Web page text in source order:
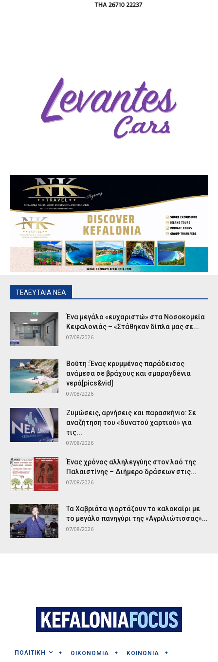
ΤΕΛΕΥΤΑΙΑ ΝΕΑ
Ένα μεγάλο «ευχαριστώ» στα Νοσοκομεία
Κεφαλονιάς – «Στάθηκαν δίπλα μας σε...
07/08/2026
Βούτη :Ένας κρυμμένος παράδεισος
ανάμεσα σε βράχους και σμαραγδένια
νερά[pics&vid]
07/08/2026
Ζυμώσεις, αρνήσεις και παρασκήνιο: Σε
αναζήτηση του «δυνατού χαρτιού» για
τις...
07/08/2026
Ένας χρόνος αλληλεγγύης στον λαό της
Παλαιστίνης – Διήμερο δράσεων στις...
07/08/2026
Τα Χαβριάτα γιορτάζουν το καλοκαίρι με
το μεγάλο πανηγύρι της «Αγριλιώτισσας»...
07/08/2026
ΠΟΛΙΤΙΚΗ ΟΙΚΟΝΟΜΙΑ
ΚΟΙΝΩΝΙΑ